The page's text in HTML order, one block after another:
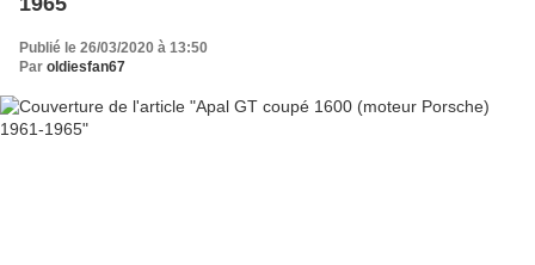
Publié le 26/03/2020 à 13:50
Par oldiesfan67